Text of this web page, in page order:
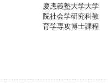
慶應義塾大学大学
院社会学研究科教
育学専攻博士課程